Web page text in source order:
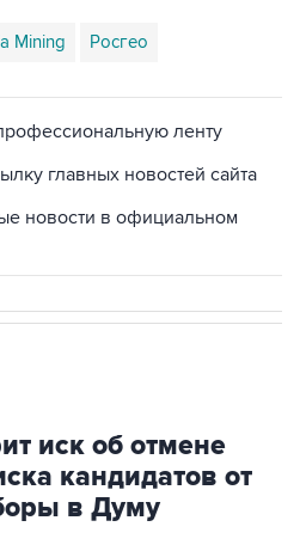
Mining Росгео
ленту
главных новостей сайта
новости в официальном
иск об отмене
кандидатов от
в Думу